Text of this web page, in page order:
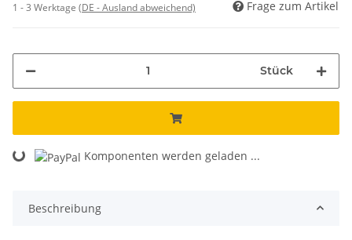
1 - 3 Werktage (DE - Ausland abweichend) Frage zum Artikel
Stück
Loading... Komponenten werden geladen ...
Beschreibung